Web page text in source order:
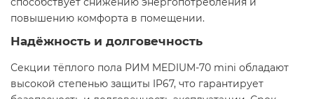
повышению комфорта в помещении.
Надёжность и долговечность
Секции тёплого пола РИМ MEDIUM-70 mini обладают
высокой степенью защиты IP67, что гарантирует